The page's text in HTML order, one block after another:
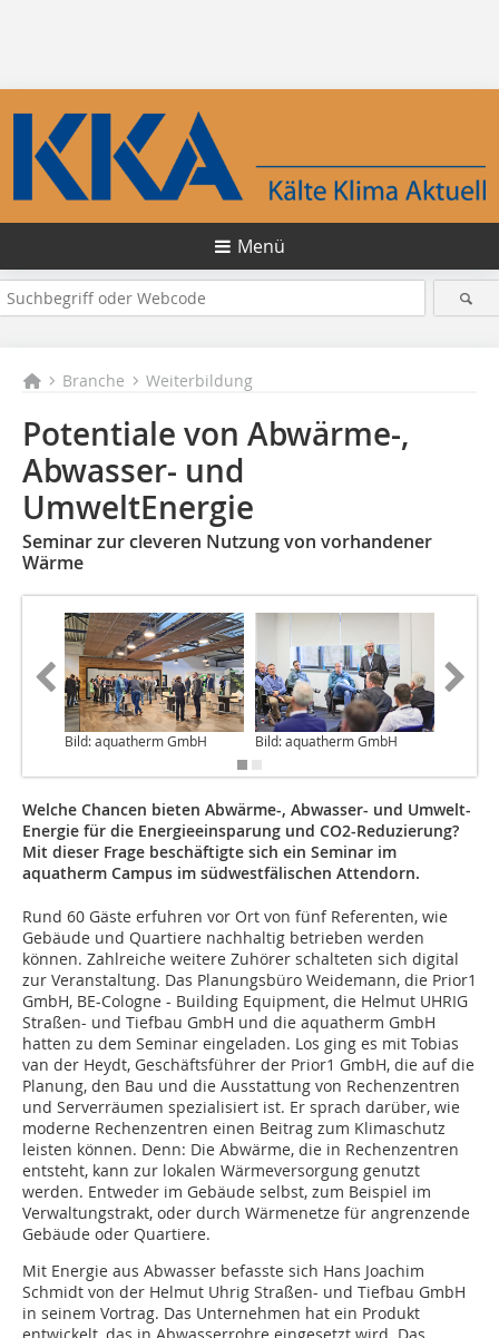
Menü
Branche Weiterbildung
Potentiale von Abwärme-,
Abwasser- und
UmweltEnergie
Seminar zur cleveren Nutzung von vorhandener
Wärme
Bild: aquatherm GmbH Bild: aquatherm GmbH
Welche Chancen bieten Abwärme-, Abwasser- und Umwelt-
Energie für die Energieeinsparung und CO2-Reduzierung?
Mit dieser Frage beschäftigte sich ein Seminar im
aquatherm Campus im südwestfälischen Attendorn.
Rund 60 Gäste erfuhren vor Ort von fünf Referenten, wie
Gebäude und Quartiere nachhaltig betrieben werden
können. Zahlreiche weitere Zuhörer schalteten sich digital
zur Veranstaltung. Das Planungsbüro Weidemann, die Prior1
GmbH, BE-Cologne - Building Equipment, die Helmut UHRIG
Straßen- und Tiefbau GmbH und die aquatherm GmbH
hatten zu dem Seminar eingeladen. Los ging es mit Tobias
van der Heydt, Geschäftsführer der Prior1 GmbH, die auf die
Planung, den Bau und die Ausstattung von Rechenzentren
und Serverräumen spezialisiert ist. Er sprach darüber, wie
moderne Rechenzentren einen Beitrag zum Klimaschutz
leisten können. Denn: Die Abwärme, die in Rechenzentren
entsteht, kann zur lokalen Wärmeversorgung genutzt
werden. Entweder im Gebäude selbst, zum Beispiel im
Verwaltungstrakt, oder durch Wärmenetze für angrenzende
Gebäude oder Quartiere.
Mit Energie aus Abwasser befasste sich Hans Joachim
Schmidt von der Helmut Uhrig Straßen- und Tiefbau GmbH
in seinem Vortrag. Das Unternehmen hat ein Produkt